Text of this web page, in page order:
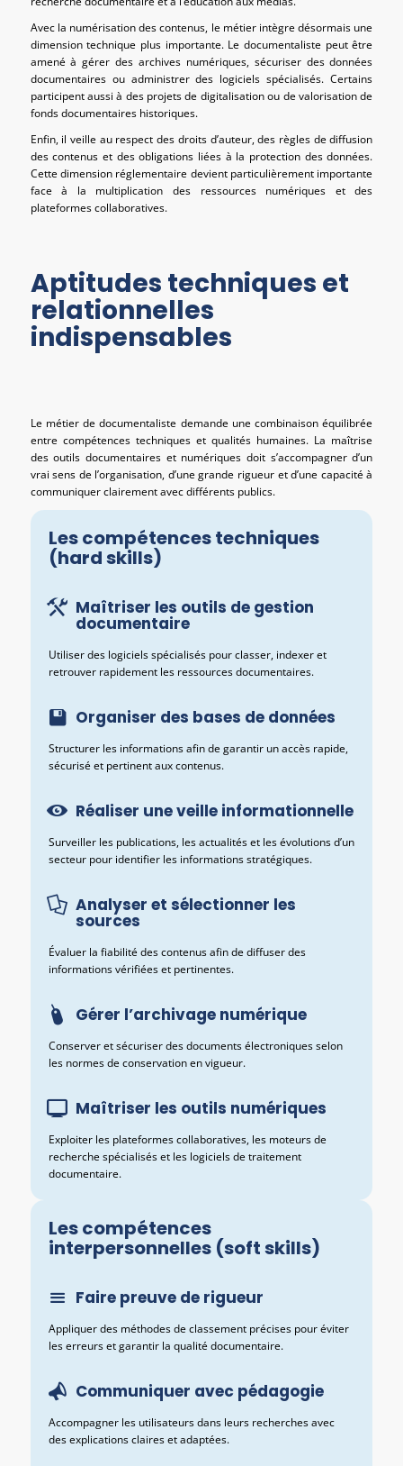
Avec la numérisation des contenus, le métier intègre désormais une
dimension technique plus importante. Le documentaliste peut être
amené à gérer des archives numériques, sécuriser des données
documentaires ou administrer des logiciels spécialisés. Certains
participent aussi à des projets de digitalisation ou de valorisation de
fonds documentaires historiques.
Enfin, il veille au respect des droits d’auteur, des règles de diffusion
des contenus et des obligations liées à la protection des données.
Cette dimension réglementaire devient particulièrement importante
face à la multiplication des ressources numériques et des
plateformes collaboratives.
Aptitudes techniques et
relationnelles
indispensables
Le métier de documentaliste demande une combinaison équilibrée
entre compétences techniques et qualités humaines. La maîtrise
des outils documentaires et numériques doit s’accompagner d’un
vrai sens de l’organisation, d’une grande rigueur et d’une capacité à
communiquer clairement avec différents publics.
Les compétences techniques
(hard skills)
Maîtriser les outils de gestion
documentaire
Utiliser des logiciels spécialisés pour classer, indexer et
retrouver rapidement les ressources documentaires.
Organiser des bases de données
Structurer les informations afin de garantir un accès rapide,
sécurisé et pertinent aux contenus.
Réaliser une veille informationnelle
Surveiller les publications, les actualités et les évolutions d’un
secteur pour identifier les informations stratégiques.
Analyser et sélectionner les
sources
Évaluer la fiabilité des contenus afin de diffuser des
informations vérifiées et pertinentes.
Gérer l’archivage numérique
Conserver et sécuriser des documents électroniques selon
les normes de conservation en vigueur.
Maîtriser les outils numériques
Exploiter les plateformes collaboratives, les moteurs de
recherche spécialisés et les logiciels de traitement
documentaire.
Les compétences
interpersonnelles (soft skills)
Faire preuve de rigueur
Appliquer des méthodes de classement précises pour éviter
les erreurs et garantir la qualité documentaire.
Communiquer avec pédagogie
Accompagner les utilisateurs dans leurs recherches avec
des explications claires et adaptées.